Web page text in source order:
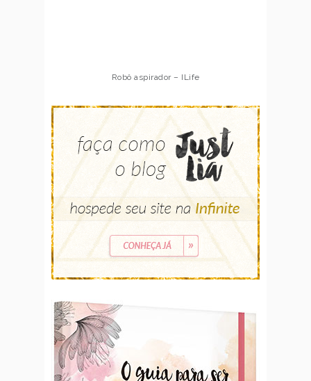
Robô aspirador – Multilaser